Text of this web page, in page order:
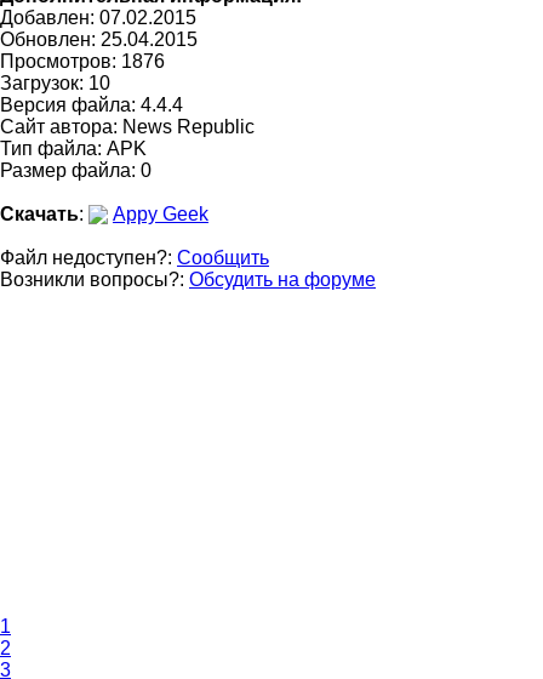
Добавлен: 07.02.2015
Обновлен: 25.04.2015
Просмотров: 1876
Загрузок: 10
Версия файла: 4.4.4
Сайт автора: News Republic
Тип файла: APK
Размер файла: 0
Скачать: Appy Geek
Файл недоступен?: Сообщить
Возникли вопросы?: Обсудить на форуме
1
2
3